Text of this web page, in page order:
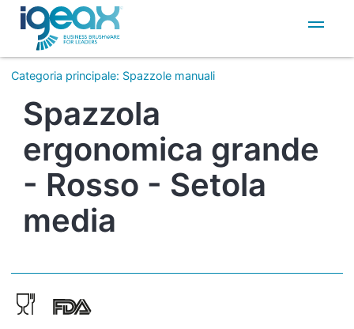
IT
EN
Categoria principale: Spazzole manuali
Spazzola
ergonomica grande
- Rosso - Setola
media